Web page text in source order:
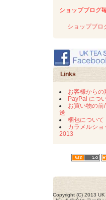
ショップブログ
ショップブロ
Links
お客様からの
PayPal につ
お買い物の前
送
梱包について
カラメルショ
2013
Copyright (C) 2013